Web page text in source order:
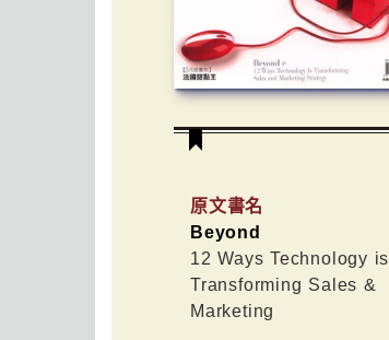
原文書名
Beyond
12 Ways Technology is
Transforming Sales &
Marketing